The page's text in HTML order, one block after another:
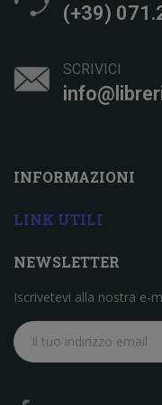
(+39)
SCRIVICI
INFORMAZIONI
LINK UTILI
NEWSLETTER
Iscrivetevi alla nostra e-